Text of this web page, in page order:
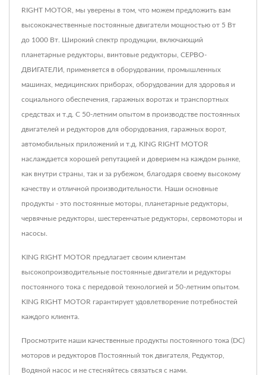
RIGHT MOTOR, мы уверены в том, что можем предложить вам
высококачественные постоянные двигатели мощностью от 5 Вт
до 1000 Вт. Широкий спектр продукции, включающий
планетарные редукторы, винтовые редукторы, СЕРВО-
ДВИГАТЕЛИ, применяется в оборудовании, промышленных
машинах, медицинских приборах, оборудовании для здоровья и
социального обеспечения, гаражных воротах и транспортных
средствах и т.д. С 50-летним опытом в производстве постоянных
двигателей и редукторов для оборудования, гаражных ворот,
автомобильных приложений и т.д. KING RIGHT MOTOR
наслаждается хорошей репутацией и доверием на каждом рынке,
как внутри страны, так и за рубежом, благодаря своему высокому
качеству и отличной производительности. Наши основные
продукты - это постоянные моторы, планетарные редукторы,
червячные редукторы, шестеренчатые редукторы, сервомоторы и
насосы.
KING RIGHT MOTOR предлагает своим клиентам
высокопроизводительные постоянные двигатели и редукторы
постоянного тока с передовой технологией и 50-летним опытом.
KING RIGHT MOTOR гарантирует удовлетворение потребностей
каждого клиента.
Просмотрите наши качественные продукты постоянного тока (DC)
моторов и редукторов Постоянный ток двигателя Редуктор
Водяной насос и не стесняйтесь связаться с нами